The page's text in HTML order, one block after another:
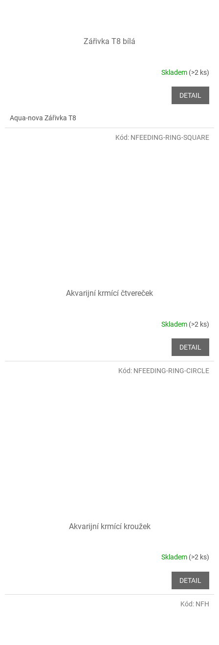
Zářivka T8 bílá
Skladem (>2 ks)
DETAIL
Aqua-nova Zářivka T8
Akvarijní krmící čtvereček
Skladem (>2 ks)
DETAIL
Kód: NFEEDING-RING-SQUARE
Akvarijní krmící kroužek
Skladem (>2 ks)
DETAIL
Kód: NFEEDING-RING-CIRCLE
Kód: NFH